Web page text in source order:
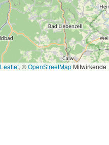
Leaflet, ©OpenStreetMapMitwirkende